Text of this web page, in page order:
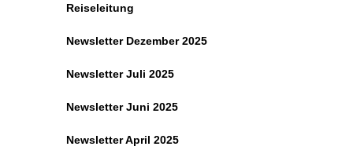
Reiseleitung
Newsletter Dezember 2025
Newsletter Juli 2025
Newsletter Juni 2025
Newsletter April 2025